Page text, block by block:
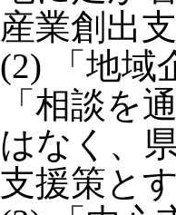
産業創出
(2) 「地域
「相談を
はなく、
支援策と